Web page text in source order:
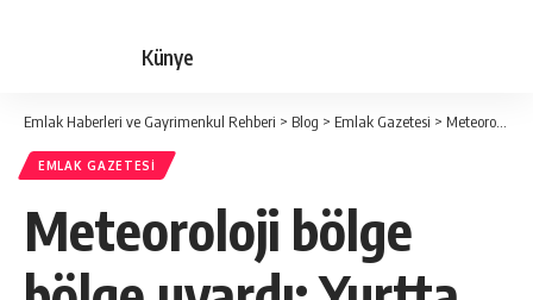
Künye
Emlak Haberleri ve Gayrimenkul Rehberi > Blog > Emlak Gazetesi > Meteoroloji bölge bölge uyardı: Yurtta yağmur ve kar alarmı
EMLAK GAZETESI
Meteoroloji bölge